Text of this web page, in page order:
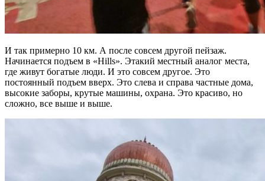
И так примерно 10 км. А после совсем другой пейзаж.
Начинается подъем в «Hills». Этакий местный аналог места,
где живут богатые люди. И это совсем другое. Это
постоянный подъем вверх. Это слева и справа частные дома,
высокие заборы, крутые машины, охрана. Это красиво, но
сложно, все выше и выше.